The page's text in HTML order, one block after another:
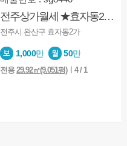
전주상가월세 ★효자동2가★1층상가★깔끔★사무실★소매점등
전주시 완산구 효자동2가
1,000만 50만
전용29.92㎡(9.051평)ㅣ4 / 1